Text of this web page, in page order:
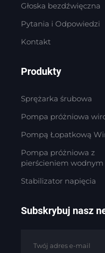
Głoska bezdźwięczna
Pytania i Odpowiedzi
Kontakt
Produkty
Sprężarka śrubowa
Pompa próżniowa
Pompą Łopatkową
Pompa próżniowa z
pierścieniem wodnym
Stabilizator napięcia
Subskrybuj nasz